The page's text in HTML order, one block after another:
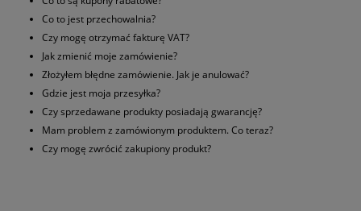
Co to jest przechowalnia?
Czy mogę otrzymać fakturę VAT?
Jak zmienić moje zamówienie?
Złożyłem błędne zamówienie. Jak je anulować?
Gdzie jest moja przesyłka?
Czy sprzedawane produkty posiadają gwarancję?
Mam problem z zamówionym produktem. Co teraz?
Czy mogę zwrócić zakupiony produkt?